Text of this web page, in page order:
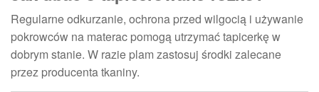
Regularne odkurzanie, ochrona przed wilgocią i używanie
pokrowców na materac pomogą utrzymać tapicerkę w
dobrym stanie. W razie plam zastosuj środki zalecane
przez producenta tkaniny.